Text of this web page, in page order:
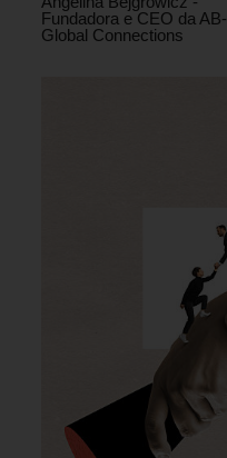
Fundadora e CEO da AB-
Global Connections